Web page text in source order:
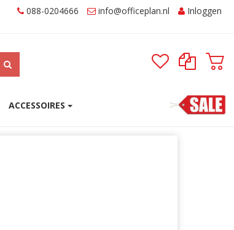
088-0204666 Inloggen
ACCESSOIRES